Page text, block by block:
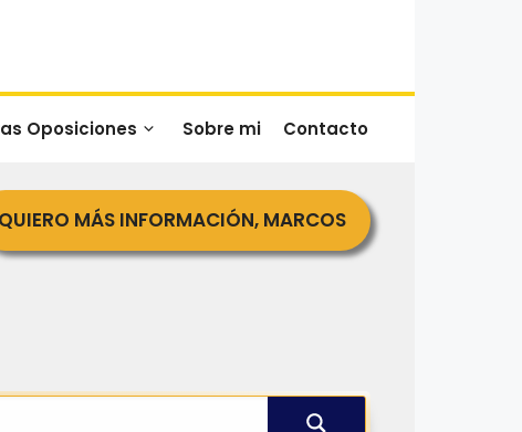
Oposiciones Sobre mi Contacto
QUIERO MÁS INFORMACIÓN, MARCOS